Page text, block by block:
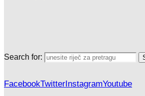
Search for:
FacebookTwitterInstagramYoutube